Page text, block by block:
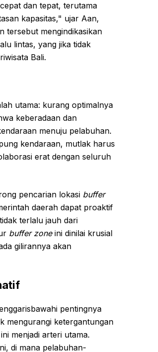
dan tepat, terutama
kapasitas," ujar Aan,
tersebut mengindikasikan
lintas, yang jika tidak
Bali.
utama: kurang optimalnya
keberadaan dan
menuju pelabuhan.
kendaraan, mutlak harus
erat dengan seluruh
pencarian lokasi buffer
daerah dapat proaktif
terlalu jauh dari
buffer zoneini dinilai krusial
gilirannya akan
pentingnya
mengurangi ketergantungan
menjadi arteri utama.
di mana pelabuhan-